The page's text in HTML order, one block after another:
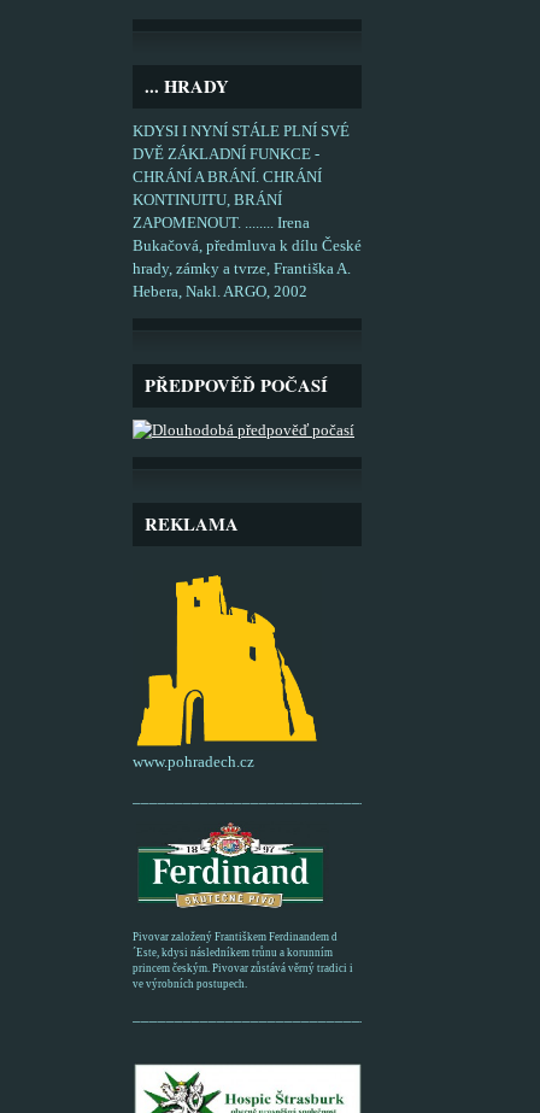
... HRADY
KDYSI I NYNÍ STÁLE PLNÍ SVÉ
DVĚ ZÁKLADNÍ FUNKCE -
CHRÁNÍ A BRÁNÍ. CHRÁNÍ
KONTINUITU, BRÁNÍ
ZAPOMENOUT. ........ Irena
Bukačová, předmluva k dílu České
hrady, zámky a tvrze, Františka A.
Hebera, Nakl. ARGO, 2002
PŘEDPOVĚĎ POČASÍ
REKLAMA
www.pohradech.cz
Pivovar založený Františkem Ferdinandem d
´Este, kdysi následníkem trůnu a korunním
princem českým. Pivovar zůstává věrný tradici i
ve výrobních postupech.